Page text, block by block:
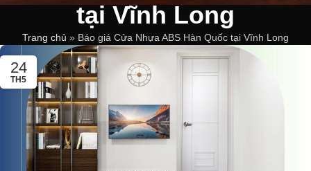
tại Vĩnh Long
Trang chủ » Báo giá Cửa Nhựa ABS Hàn Quốc tại Vĩnh Long
24
TH5